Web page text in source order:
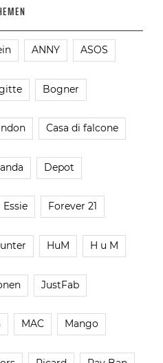
ANNY ASOS
Bogner
Casa di falcone
Depot
Essie Forever 21
HuM H u M
JustFab
MAC Mango